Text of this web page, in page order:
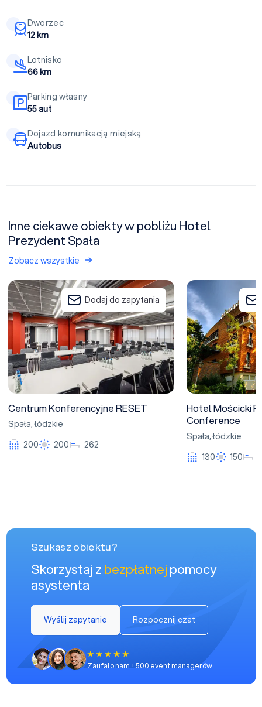
Dworzec
12 km
Lotnisko
66 km
Parking własny
55 aut
Dojazd komunikacją miejską
Autobus
Inne ciekawe obiekty w pobliżu Hotel
Prezydent Spała
Zobacz wszystkie
Centrum Konferencyjne RESET
Dodaj do zapytania
Centrum Konferencyjne RESET
Spała,łódzkie
200
200 262
Hotel Mościcki
Hotel Mościcki
Conference
Spała,łódzkie
130
150
Szukasz obiektu?
Skorzystaj zbezpłatnejpomocy
asystenta
Wyślij zapytanie Rozpocznij czat
Zaufało nam +500 event managerów